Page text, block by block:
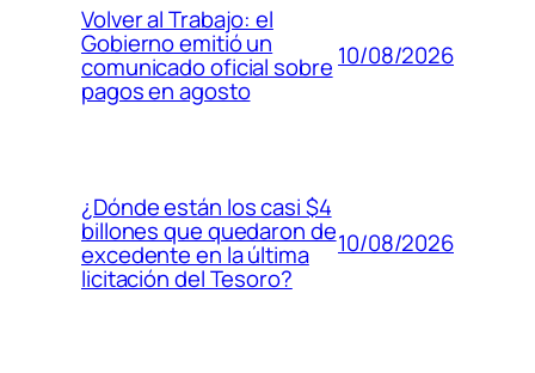
Volver al Trabajo: el
Gobierno emitió un
comunicado oficial sobre
pagos en agosto
10/08/2026
¿Dónde están los casi $4
billones que quedaron de
excedente en la última
licitación del Tesoro?
10/08/2026